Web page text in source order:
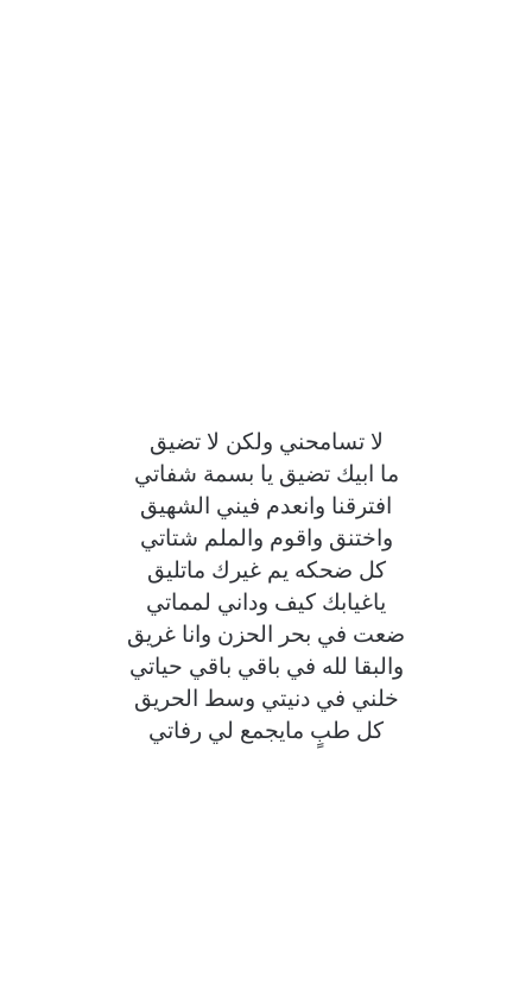
لا تسامحني ولكن لا تضيق
ما ابيك تضيق يا بسمة شفاتي
افترقنا وانعدم فيني الشهيق
واختنق واقوم والملم شتاتي
كل ضحكه يم غيرك ماتليق
ياغيابك كيف وداني لمماتي
ضعت في بحر الحزن وانا غريق
والبقا لله في باقي باقي حياتي
خلني في دنيتي وسط الحريق
كل طبٍ مايجمع لي رفاتي